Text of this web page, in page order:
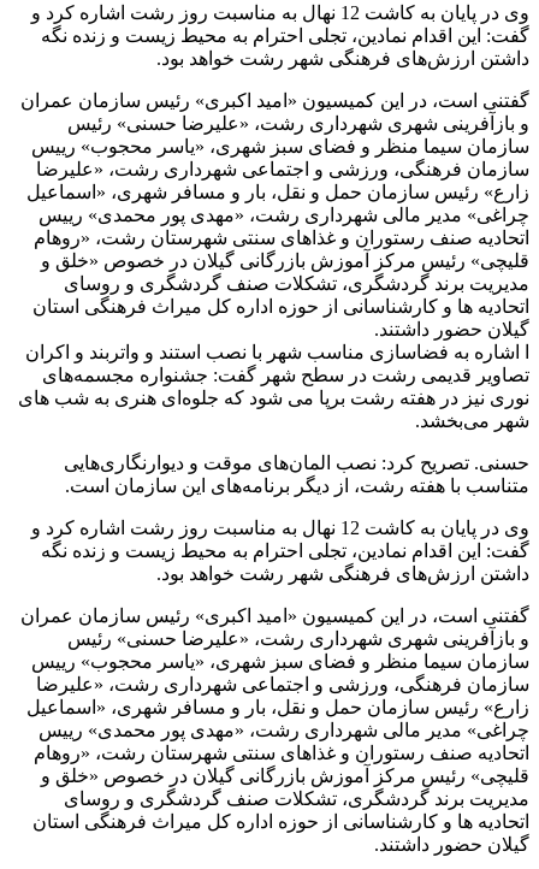
وی در پایان به کاشت 12 نهال به مناسبت روز رشت اشاره کرد و
گفت: این اقدام نمادین، تجلی احترام به محیط زیست و زنده نگه
داشتن ارزش‌های فرهنگی شهر رشت خواهد بود.
گفتنی است، در این کمیسیون «امید اکبری» رئیس سازمان عمران
و بازآفرینی شهری شهرداری رشت، «علیرضا حسنی» رئیس
سازمان سیما منظر و فضای سبز شهری، «یاسر محجوب» رییس
سازمان فرهنگی، ورزشی و اجتماعی شهرداری رشت، «علیرضا
زارع» رئیس سازمان حمل و نقل، بار و مسافر شهری، «اسماعیل
چراغی» مدیر مالی شهرداری رشت، «مهدی پور محمدی» رییس
اتحادیه صنف رستوران و غذاهای سنتی شهرستان رشت، «روهام
قلیچی» رئیس مرکز آموزش بازرگانی گیلان در خصوص «خلق و
مدیریت برند گردشگری، تشکلات صنف گردشگری و روسای
اتحادیه ها و کارشناسانی از حوزه اداره کل میراث فرهنگی استان
گیلان حضور داشتند.
ا اشاره به فضاسازی مناسب شهر با نصب استند و واتربند و اکران
تصاویر قدیمی رشت در سطح شهر گفت: جشنواره مجسمه‌های
نوری نیز در هفته رشت برپا می شود که جلوه‌ای هنری به شب‌ های
شهر می‌بخشد.
حسنی. تصریح کرد: نصب المان‌های موقت و دیوارنگاری‌هایی
متناسب با هفته رشت، از دیگر برنامه‌های این سازمان است.
وی در پایان به کاشت 12 نهال به مناسبت روز رشت اشاره کرد و
گفت: این اقدام نمادین، تجلی احترام به محیط زیست و زنده نگه
داشتن ارزش‌های فرهنگی شهر رشت خواهد بود.
گفتنی است، در این کمیسیون «امید اکبری» رئیس سازمان عمران
و بازآفرینی شهری شهرداری رشت، «علیرضا حسنی» رئیس
سازمان سیما منظر و فضای سبز شهری، «یاسر محجوب» رییس
سازمان فرهنگی، ورزشی و اجتماعی شهرداری رشت، «علیرضا
زارع» رئیس سازمان حمل و نقل، بار و مسافر شهری، «اسماعیل
چراغی» مدیر مالی شهرداری رشت، «مهدی پور محمدی» رییس
اتحادیه صنف رستوران و غذاهای سنتی شهرستان رشت، «روهام
قلیچی» رئیس مرکز آموزش بازرگانی گیلان در خصوص «خلق و
مدیریت برند گردشگری، تشکلات صنف گردشگری و روسای
اتحادیه ها و کارشناسانی از حوزه اداره کل میراث فرهنگی استان
گیلان حضور داشتند.